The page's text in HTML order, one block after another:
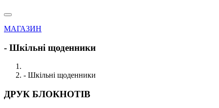
МАГАЗИН
- Шкільні щоденники
- Шкільні щоденники
ДРУК БЛОКНОТІВ